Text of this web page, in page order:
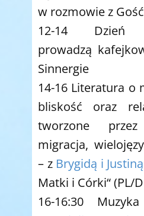
w rozmowie z
12-14
prowadzą
Sinnergie
14-16 Literatura o
bliskość oraz
tworzone
migracja,
– z Brygidą i
Matki i Córki“ (PL/
16-16:30